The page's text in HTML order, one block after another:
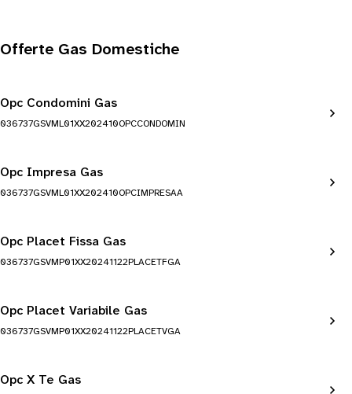
Offerte Gas Domestiche
Opc Condomini Gas
036737GSVML01XX202410OPCCONDOMIN
Opc Impresa Gas
036737GSVML01XX202410OPCIMPRESAA
Opc Placet Fissa Gas
036737GSVMP01XX20241122PLACETFGA
Opc Placet Variabile Gas
036737GSVMP01XX20241122PLACETVGA
Opc X Te Gas